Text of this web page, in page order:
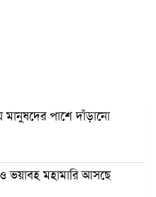
মানুষদের পাশে দাঁড়ানো
ভয়াবহ মহামারি আসছে